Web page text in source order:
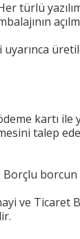
türlü
kartı ile
talep
borcun
ve Ticaret